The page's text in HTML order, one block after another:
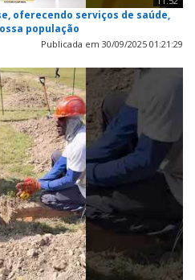
oferecendo serviços de saúde,
população
Publicada em 30/09/2025 01:21:29